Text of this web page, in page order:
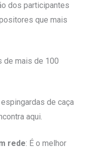
dos participantes
que mais
de mais de 100
de caça
aqui.
rede: É o melhor